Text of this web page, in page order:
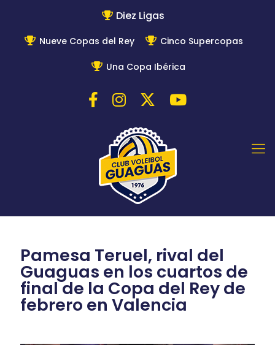
Diez Ligas
Nueve Copas del Rey Cinco Supercopas
Una Copa Ibérica
Pamesa Teruel, rival del
Guaguas en los cuartos de
final de la Copa del Rey de
febrero en Valencia